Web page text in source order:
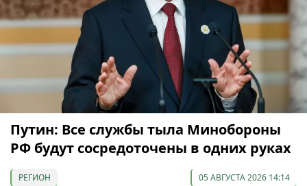
Путин: Все службы тыла Минобороны
РФ будут сосредоточены в одних руках
РЕГИОН 05 АВГУСТА 2026 14:14